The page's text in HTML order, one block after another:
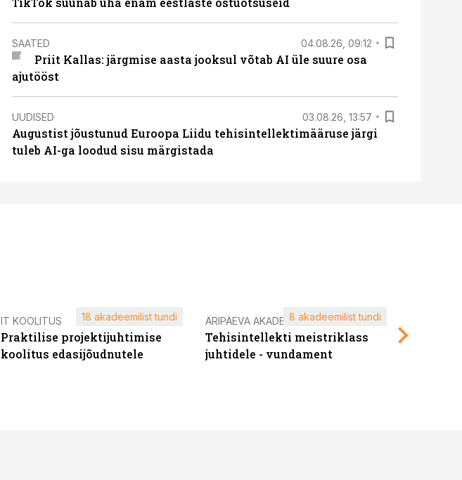
SAATED 04.08.26, 09:12
Priit Kallas: järgmise aasta jooksul võtab AI üle suure osa
ajutööst
UUDISED 03.08.26, 13:57
Augustist jõustunud Euroopa Liidu tehisintellektimääruse järgi
tuleb AI-ga loodud sisu märgistada
IT KOOLITUS
Praktilise projektijuhtimise
koolitus edasijõudnutele
18 akadeemilist tundi ÄRIPÄEVA AKADEEMIA
Tehisintellekti meistriklass
juhtidele - vundament
8 akadeemilist tundi